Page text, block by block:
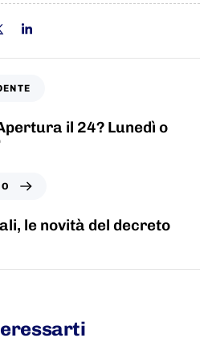
il 24? Lunedì o
le novità del decreto